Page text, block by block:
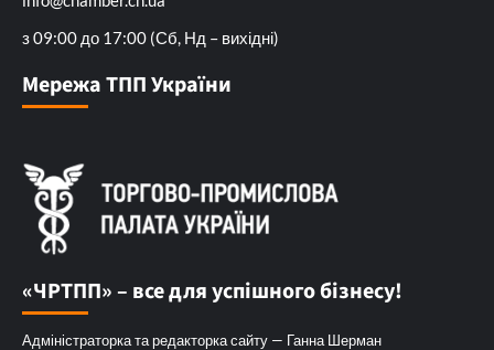
з 09:00 до 17:00 (Сб, Нд – вихідні)
Мережа ТПП України
«ЧРТПП» – все для успішного бізнесу!
Адміністраторка та редакторка сайту — Ганна Шерман